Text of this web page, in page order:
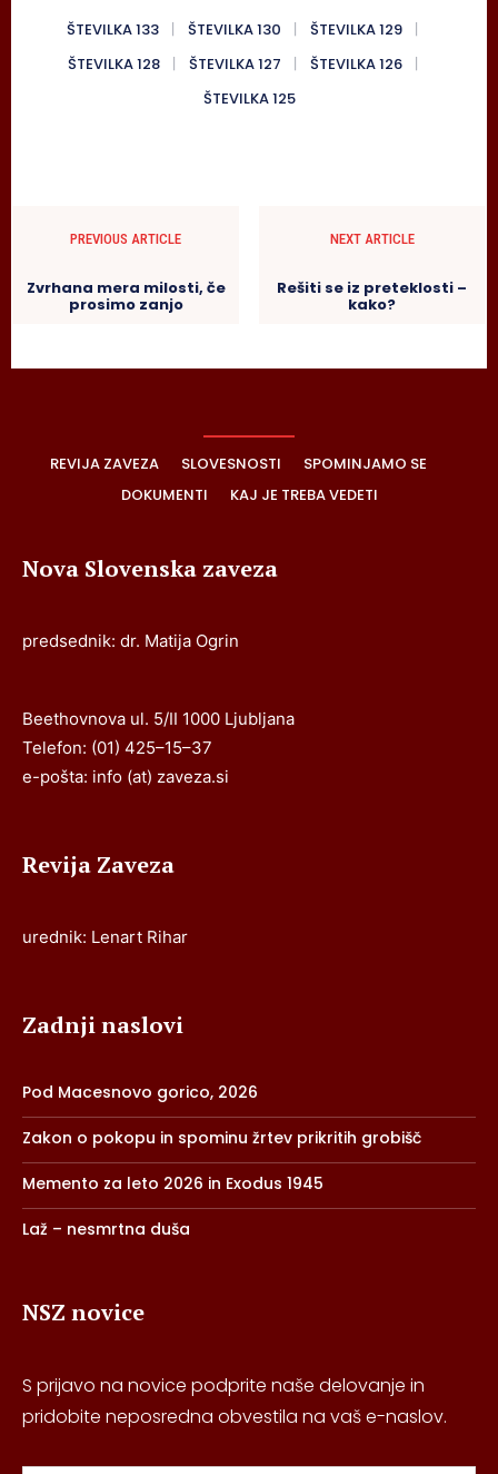
ŠTEVILKA 133 ŠTEVILKA 130
ŠTEVILKA 129
ŠTEVILKA 128
ŠTEVILKA 127
ŠTEVILKA 126
ŠTEVILKA 125
PREVIOUS ARTICLE
Zvrhana mera milosti, če
prosimo zanjo
NEXT ARTICLE
Rešiti se iz preteklosti –
kako?
REVIJA ZAVEZA SLOVESNOSTI
SPOMINJAMO SE
DOKUMENTI
KAJ JE TREBA VEDETI
Nova Slovenska zaveza
predsednik: dr. Matija Ogrin
Beethovnova ul. 5/II 1000 Ljubljana
Telefon: (01) 425–15–37
e-pošta: info (at) zaveza.si
Revija Zaveza
urednik: Lenart Rihar
Zadnji naslovi
Pod Macesnovo gorico, 2026
Zakon o pokopu in spominu žrtev prikritih grobišč
Memento za leto 2026 in Exodus 1945
Laž – nesmrtna duša
NSZ novice
S prijavo na novice podprite naše delovanje in
pridobite neposredna obvestila na vaš e-naslov.